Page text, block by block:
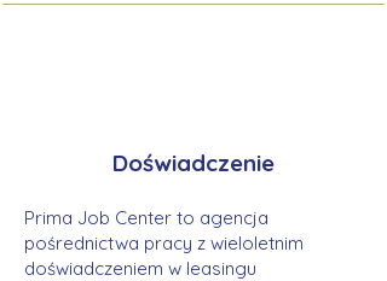
Doświadczenie
Prima Job Center to agencja
pośrednictwa pracy z wieloletnim
doświadczeniem w leasingu